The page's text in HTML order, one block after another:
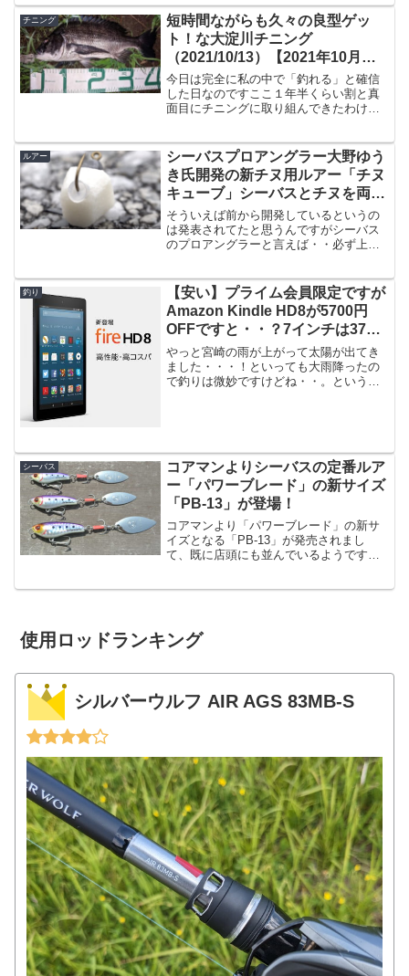
チニング
短時間ながらも久々の良型ゲッ
ト！な大淀川チニング
（2021/10/13）【2021年10月釣
行】
今日は完全に私の中で「釣れる」と確信
した日なのですここ１年半くらい割と真
面目にチニングに取り組んできたわけな
が行く場所での条件なんですが・雨後24
時間以内、出来れ...
ルアー
シーバスプロアングラー大野ゆう
き氏開発の新チヌ用ルアー「チヌ
キューブ」シーバスとチヌを両方
狙える
そういえば前から開発しているというの
は発表されてたと思うんですがシーバス
のプロアングラーと言えば・・必ず上位
シーバス用のルアーで「モアザン ガル
バ」「モアザン ミニエン...
釣り
【安い】プライム会員限定ですが
Amazon Kindle HD8が5700円
OFFですと・・？7インチは3780
円！（2017/11/5まで）
やっと宮崎の雨が上がって太陽が出てき
ました・・・！といっても大雨降ったの
で釣りは微妙ですけどね・・。というと
シーバス
コアマンよりシーバスの定番ルア
ー「パワーブレード」の新サイズ
「PB-13」が登場！
コアマンより「パワーブレード」の新サ
イズとなる「PB-13」が発売されまし
て、既に店頭にも並んでいるようです。
使用ロッドランキング
シルバーウルフ AIR AGS 83MB-S